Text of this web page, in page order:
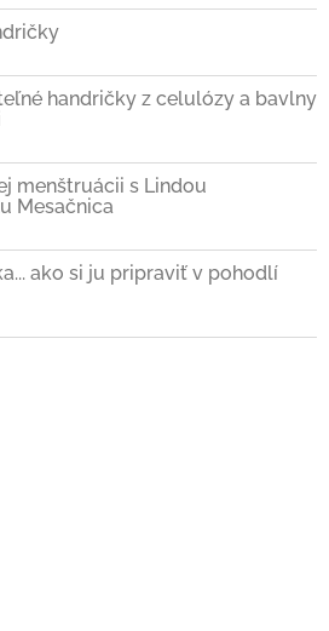
handričky z celulózy a bavlny
menštruácii s Lindou
Mesačnica
ako si ju pripraviť v pohodlí